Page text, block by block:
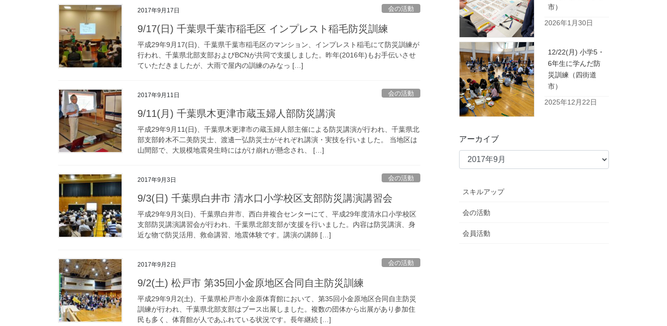
2017年9月17日 会の活動
9/17(日) 千葉県千葉市稲毛区 インプレスト稲毛防災訓練
平成29年9月17(日)、千葉県千葉市稲毛区のマンション、インプレスト稲毛にて防災訓練が
行われ、千葉県北部支部およびBCNが共同で支援しました。昨年(2016年)もお手伝いさせ
ていただきましたが、大雨で屋内の訓練のみなっ […]
2017年9月11日 会の活動
9/11(月) 千葉県木更津市蔵玉婦人部防災講演
平成29年9月11(日)、千葉県木更津市の蔵玉婦人部主催による防災講演が行われ、千葉県北
部支部鈴木不二美防災士、渡邊一弘防災士がそれぞれ講演・実技を行いました。 当地区は
山間部で、大規模地震発生時にはがけ崩れが懸念され、 […]
2017年9月3日 会の活動
9/3(日) 千葉県白井市 清水口小学校区支部防災講演講習会
平成29年9月3(日)、千葉県白井市、西白井複合センターにて、平成29年度清水口小学校区
支部防災講演講習会が行われ、千葉県北部支部が支援を行いました。内容は防災講演、身
近な物で防災活用、救命講習、地震体験です。講演の講師 […]
2017年9月2日 会の活動
9/2(土) 松戸市 第35回小金原地区合同自主防災訓練
平成29年9月2(土)、千葉県松戸市小金原体育館において、第35回小金原地区合同自主防災
訓練が行われ、千葉県北部支部はブース出展しました。複数の団体から出展があり参加住
民も多く、体育館が人であふれている状況です。長年継続 […]
市）
2026年1月30日
12/22(月) 小学5・
6年生に学んだ防
災訓練（四街道
市）
2025年12月22日
アーカイブ
スキルアップ
会の活動
会員活動